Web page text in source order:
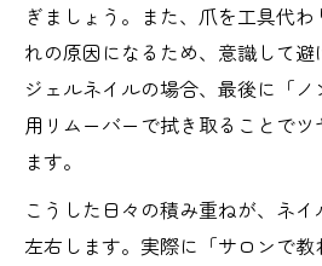
ぎましょう。また、爪を工具代
れの原因になるため、意識して避
ジェルネイルの場合、最後に「
用リムーバーで拭き取ることで
ます。
こうした日々の積み重ねが、ネイ
左右します。実際に「サロンで